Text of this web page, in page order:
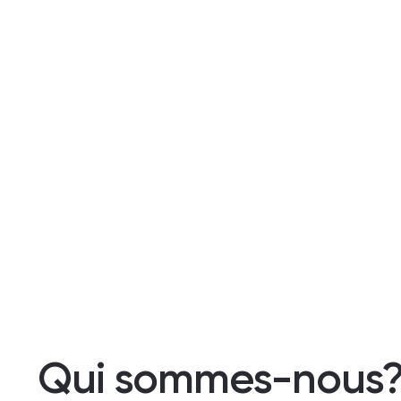
Qui sommes-